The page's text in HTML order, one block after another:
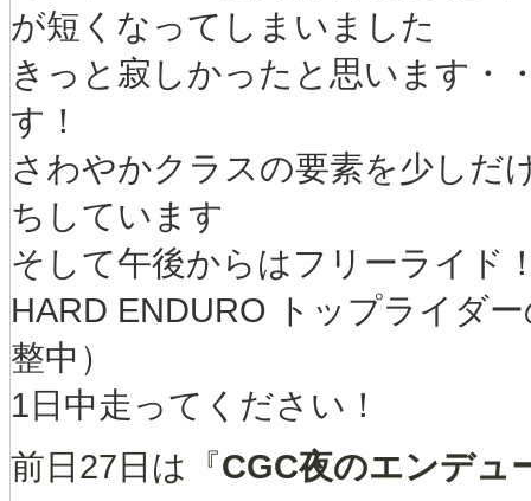
が短くなってしまいました
きっと寂しかったと思います・
す！
さわやかクラスの要素を少しだ
ちしています
そして午後からはフリーライド
HARD ENDURO トップライダ
整中）
1日中走ってください！
前日27日は『CGC夜のエンデュ